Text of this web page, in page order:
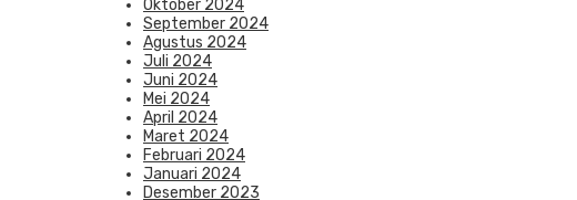
Oktober 2024
September 2024
Agustus 2024
Juli 2024
Juni 2024
Mei 2024
April 2024
Maret 2024
Februari 2024
Januari 2024
Desember 2023